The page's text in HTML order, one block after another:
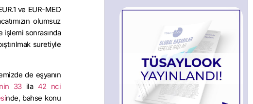
ve EUR-MED
olumsuz
işlemi sonrasında
suretiyle
de eşyanın
33ila42 nci
nde, bahse konu